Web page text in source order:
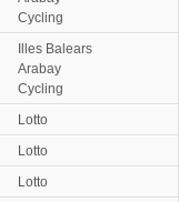
Cycling
Illes Balears
Arabay
Cycling
Lotto
Lotto
Lotto